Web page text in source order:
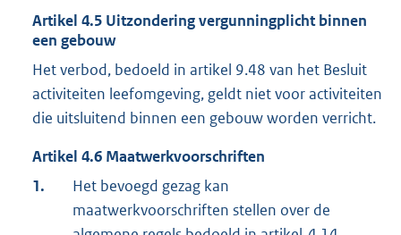
Artikel 4.5 Uitzondering vergunningplicht binnen
een gebouw
Het verbod, bedoeld in artikel 9.48 van het Besluit
activiteiten leefomgeving, geldt niet voor activiteiten
die uitsluitend binnen een gebouw worden verricht.
Artikel 4.6 Maatwerkvoorschriften
1.
Het bevoegd gezag kan
maatwerkvoorschriften stellen over de